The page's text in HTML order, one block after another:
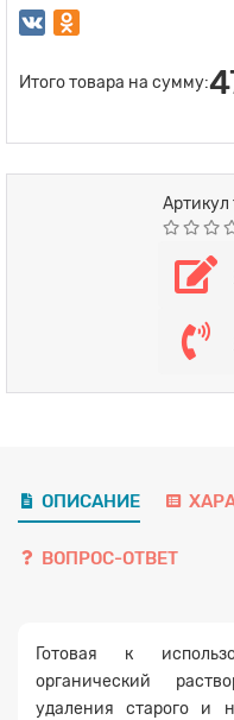
Итого товара на сумму:
Артикул
ОПИСАНИЕ
ВОПРОС-ОТВЕТ
Готовая к
органический
удаления старого и
Заявка на